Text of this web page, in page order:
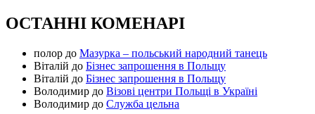
ОСТАННІ КОМЕНАРІ
полор до Мазурка – польський народний танець
Віталій до Бізнес запрошення в Польщу
Віталій до Бізнес запрошення в Польщу
Володимир до Візові центри Польщі в Україні
Володимир до Служба цельна